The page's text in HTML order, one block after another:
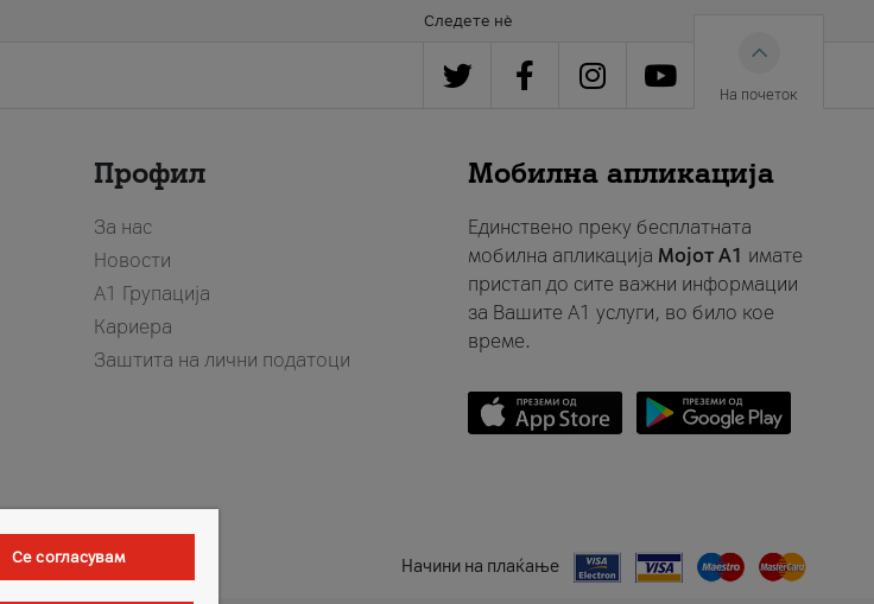
Следете нè
На почеток
Профил
За нас
Новости
А1 Групација
Кариера
Заштита на лични податоци
Мобилна апликација
Единствено преку бесплатната
мобилна апликација Мојот A1 имате
пристап до сите важни информации
за Вашите A1 услуги, во било кое
време.
Начини на плаќање
Се согласувам